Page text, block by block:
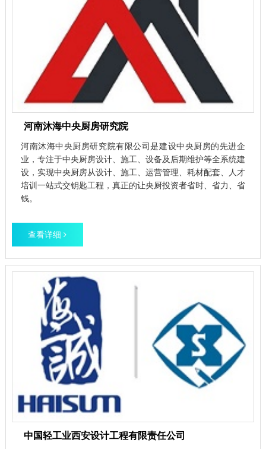
河南沐海中央厨房研究院
河南沐海中央厨房研究院有限公司是建设中央厨房的先进企
业，专注于中央厨房设计、施工、设备及后期维护等全系统建
设，实现中央厨房从设计、施工、运营管理、耗材配套、人才
培训一站式交钥匙工程，真正的让央厨投资者省时、省力、省
钱。
查看详细
中国轻工业西安设计工程有限责任公司